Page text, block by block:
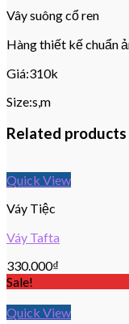
Vây suông cổ ren
Hàng thiết kế chuẩn
Giá:310k
Size:s,m
Related products
Quick View
Váy Tiệc
Váy Tafta
330.000₫
Sale!
Quick View